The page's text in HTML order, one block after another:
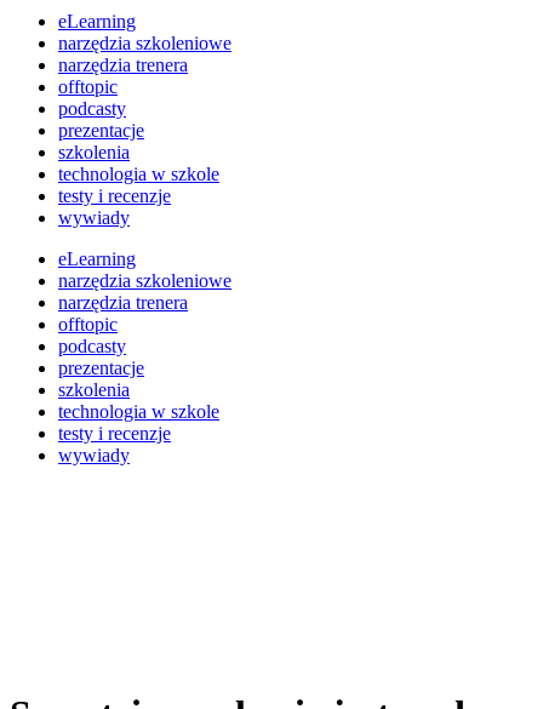
eLearning
narzędzia szkoleniowe
narzędzia trenera
offtopic
podcasty
prezentacje
szkolenia
technologia w szkole
testy i recenzje
wywiady
eLearning
narzędzia szkoleniowe
narzędzia trenera
offtopic
podcasty
prezentacje
szkolenia
technologia w szkole
testy i recenzje
wywiady